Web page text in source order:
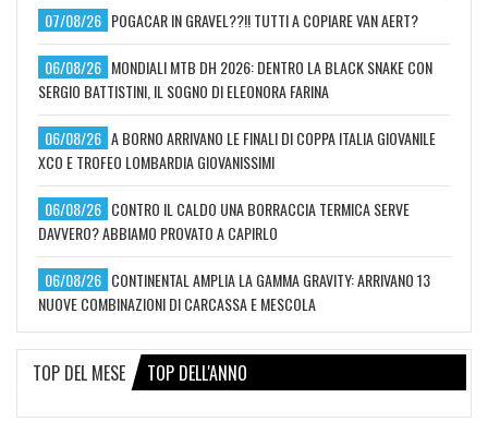
07/08/26 POGACAR IN GRAVEL??!! TUTTI A COPIARE VAN AERT?
06/08/26 MONDIALI MTB DH 2026: DENTRO LA BLACK SNAKE CON
SERGIO BATTISTINI, IL SOGNO DI ELEONORA FARINA
06/08/26 A BORNO ARRIVANO LE FINALI DI COPPA ITALIA GIOVANILE
XCO E TROFEO LOMBARDIA GIOVANISSIMI
06/08/26 CONTRO IL CALDO UNA BORRACCIA TERMICA SERVE
DAVVERO? ABBIAMO PROVATO A CAPIRLO
06/08/26 CONTINENTAL AMPLIA LA GAMMA GRAVITY: ARRIVANO 13
NUOVE COMBINAZIONI DI CARCASSA E MESCOLA
TOP DEL MESE TOP DELL'ANNO